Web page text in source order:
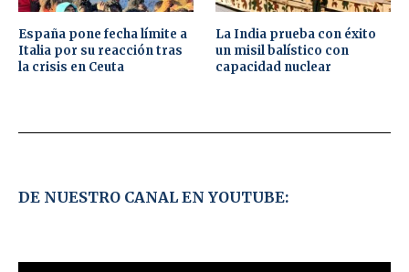
España pone fecha límite a
Italia por su reacción tras
la crisis en Ceuta
La India prueba con éxito
un misil balístico con
capacidad nuclear
DE NUESTRO CANAL EN YOUTUBE: